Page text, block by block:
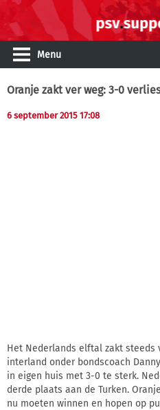
Menu
Oranje zakt ver weg: 3-0
6 september 2015 17:08
Het Nederlands elftal zakt steeds
interland onder bondscoach
in eigen huis met 3-0 te sterk.
derde plaats aan de Turken.
nu moeten winnen en hopen op